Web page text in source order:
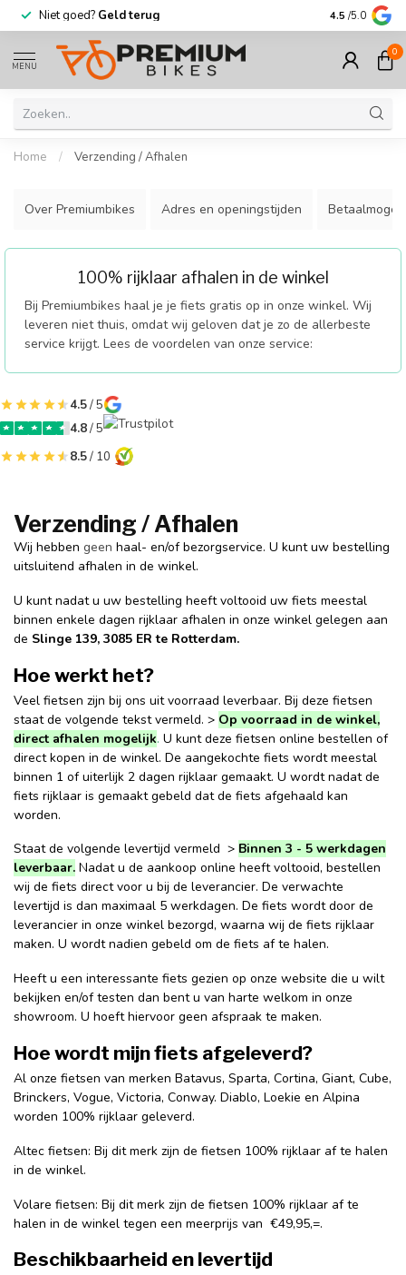
Niet goed? Geld terug Meer dan
4.5 /5.0
MENU
0
Home / Verzending / Afhalen
Over Premiumbikes Adres en openingstijden
100% rijklaar afhalen in de winkel
Bij Premiumbikes haal je je fiets gratis op in onze winkel. Wij
leveren niet thuis, omdat wij geloven dat je zo de allerbeste
service krijgt. Lees de voordelen van onze service:
4.5/ 5
4.8/ 5
8.5/ 10
Verzending / Afhalen
Wij hebben geen haal- en/of bezorgservice. U kunt uw bestelling
uitsluitend afhalen in de winkel.
U kunt nadat u uw bestelling heeft voltooid uw fiets meestal
binnen enkele dagen rijklaar afhalen in onze winkel gelegen aan
de Slinge 139, 3085 ER te Rotterdam.
Hoe werkt het?
Veel fietsen zijn bij ons uit voorraad leverbaar. Bij deze fietsen
staat de volgende tekst vermeld. > Op voorraad in de winkel,
direct afhalen mogelijk. U kunt deze fietsen online bestellen of
direct kopen in de winkel. De aangekochte fiets wordt meestal
binnen 1 of uiterlijk 2 dagen rijklaar gemaakt. U wordt nadat de
fiets rijklaar is gemaakt gebeld dat de fiets afgehaald kan
worden.
Staat de volgende levertijd vermeld > Binnen 3 - 5 werkdagen
leverbaar. Nadat u de aankoop online heeft voltooid, bestellen
wij de fiets direct voor u bij de leverancier. De verwachte
levertijd is dan maximaal 5 werkdagen. De fiets wordt door de
leverancier in onze winkel bezorgd, waarna wij de fiets rijklaar
maken. U wordt nadien gebeld om de fiets af te halen.
Heeft u een interessante fiets gezien op onze website die u wilt
bekijken en/of testen dan bent u van harte welkom in onze
showroom. U hoeft hiervoor geen afspraak te maken.
Hoe wordt mijn fiets afgeleverd?
Al onze fietsen van merken Batavus, Sparta, Cortina, Giant, Cube,
Brinckers, Vogue, Victoria, Conway. Diablo, Loekie en Alpina
worden 100% rijklaar geleverd.
Altec fietsen: Bij dit merk zijn de fietsen 100% rijklaar af te halen
in de winkel.
Volare fietsen: Bij dit merk zijn de fietsen 100% rijklaar af te
halen in de winkel tegen een meerprijs van €49,95,=.
Beschikbaarheid en levertijd